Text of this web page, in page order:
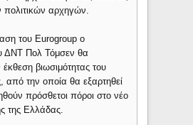
πολιτικών αρχηγών.
του Eurogroup ο
ΔΝΤ Πολ Τόμσεν θα
βιωσιμότητας του
από την οποία θα εξαρτηθεί
πρόσθετοι πόροι στο νέο
της Ελλάδας.